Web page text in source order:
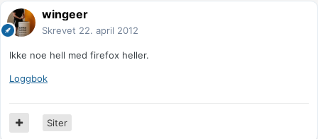
wingeer
Skrevet 22. april 2012
Ikke noe hell med firefox heller.
Loggbok
Siter